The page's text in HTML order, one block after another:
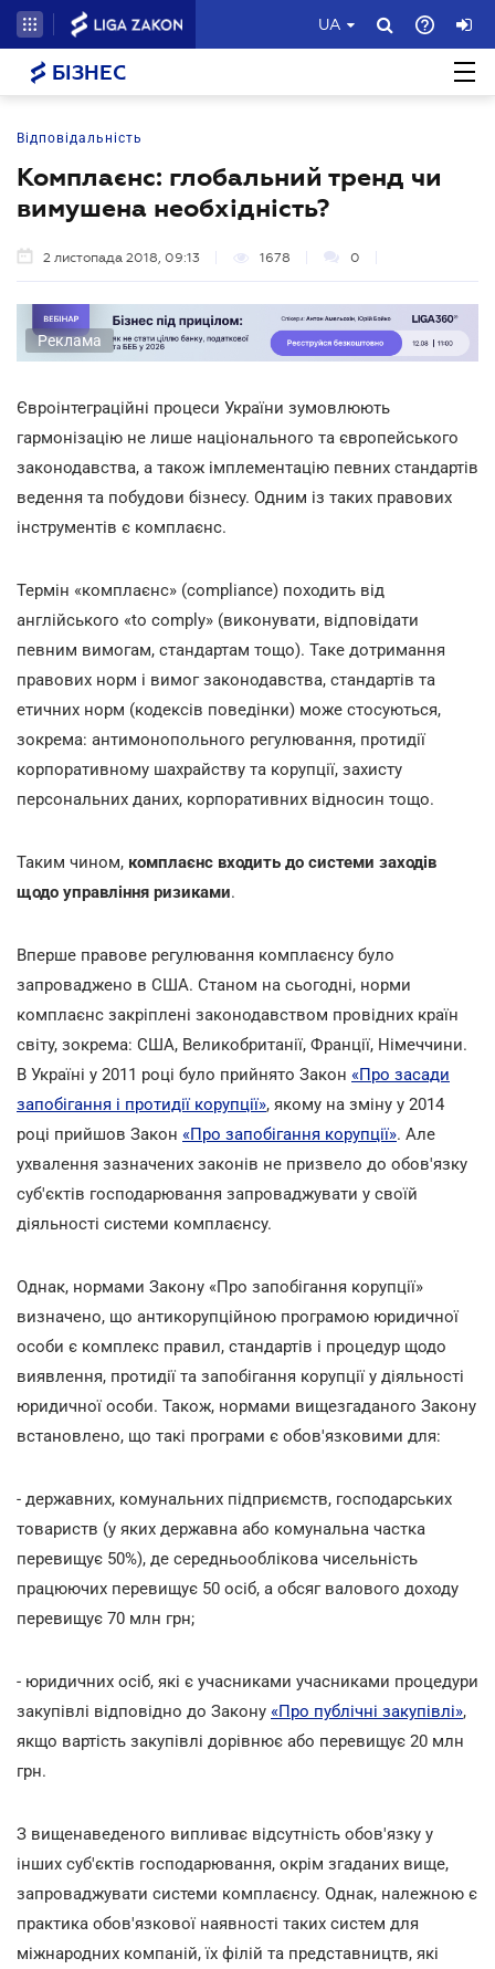
UA
БІЗНЕС
Відповідальність
Комплаєнс: глобальний тренд чи
вимушена необхідність?
2 листопада 2018, 09:13 1678 0
Реклама
Євроінтеграційні процеси України зумовлюють
гармонізацію не лише національного та європейського
законодавства, а також імплементацію певних стандартів
ведення та побудови бізнесу. Одним із таких правових
інструментів є комплаєнс.
Термін «комплаєнс» (compliance) походить від
англійського «to comply» (виконувати, відповідати
певним вимогам, стандартам тощо). Таке дотримання
правових норм і вимог законодавства, стандартів та
етичних норм (кодексів поведінки) може стосуються,
зокрема: антимонопольного регулювання, протидії
корпоративному шахрайству та корупції, захисту
персональних даних, корпоративних відносин тощо.
Таким чином, комплаєнс входить до системи заходів
щодо управління ризиками.
Вперше правове регулювання комплаєнсу було
запроваджено в США. Станом на сьогодні, норми
комплаєнс закріплені законодавством провідних країн
світу, зокрема: США, Великобританії, Франції, Німеччини.
В Україні у 2011 році було прийнято Закон «Про засади
запобігання і протидії корупції», якому на зміну у 2014
році прийшов Закон «Про запобігання корупції». Але
ухвалення зазначених законів не призвело до обов'язку
суб'єктів господарювання запроваджувати у своїй
діяльності системи комплаєнсу.
Однак, нормами Закону «Про запобігання корупції»
визначено, що антикорупційною програмою юридичної
особи є комплекс правил, стандартів і процедур щодо
виявлення, протидії та запобігання корупції у діяльності
юридичної особи. Також, нормами вищезгаданого Закону
встановлено, що такі програми є обов'язковими для:
- державних, комунальних підприємств, господарських
товариств (у яких державна або комунальна частка
перевищує 50%), де середньооблікова чисельність
працюючих перевищує 50 осіб, а обсяг валового доходу
перевищує 70 млн грн;
- юридичних осіб, які є учасниками учасниками процедури
закупівлі відповідно до Закону «Про публічні закупівлі»,
якщо вартість закупівлі дорівнює або перевищує 20 млн
грн.
З вищенаведеного випливає відсутність обов'язку у
інших суб'єктів господарювання, окрім згаданих вище,
запроваджувати системи комплаєнсу. Однак, належною є
практика обов'язкової наявності таких систем для
міжнародних компаній, їх філій та представництв, які